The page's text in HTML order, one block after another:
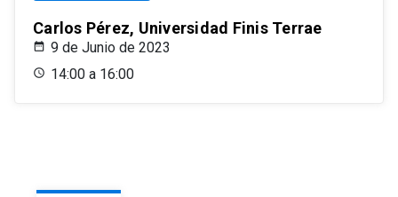
Carlos Pérez, Universidad Finis Terrae
9 de Junio de 2023
14:00 a 16:00